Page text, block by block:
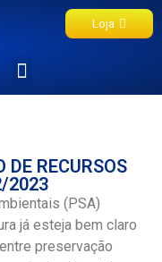
Loja
RECURSOS
2023
(PSA)
já esteja bem claro
preservação